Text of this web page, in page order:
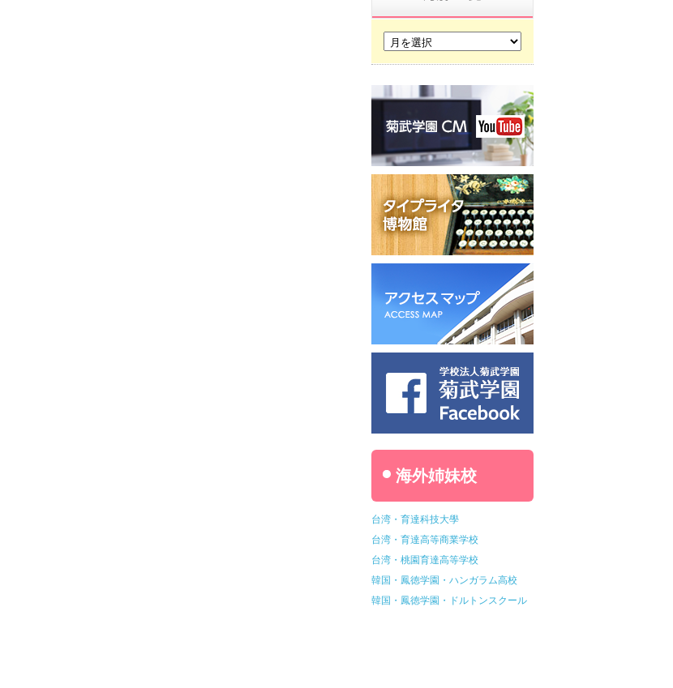
海外姉妹校
台湾・育達科技大學
台湾・育達高等商業学校
台湾・桃園育達高等学校
韓国・鳳徳学園・ハンガラム高校
韓国・鳳徳学園・ドルトンスクール